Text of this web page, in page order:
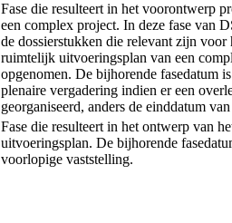
Fase die resulteert in het voorontwerp
een complex project. In deze fase van
de dossierstukken die relevant zijn
ruimtelijk uitvoeringsplan van een
opgenomen. De bijhorende fasedatum
plenaire vergadering indien er een
georganiseerd, anders de einddatum
Fase die resulteert in het ontwerp van
uitvoeringsplan. De bijhorende
voorlopige vaststelling.